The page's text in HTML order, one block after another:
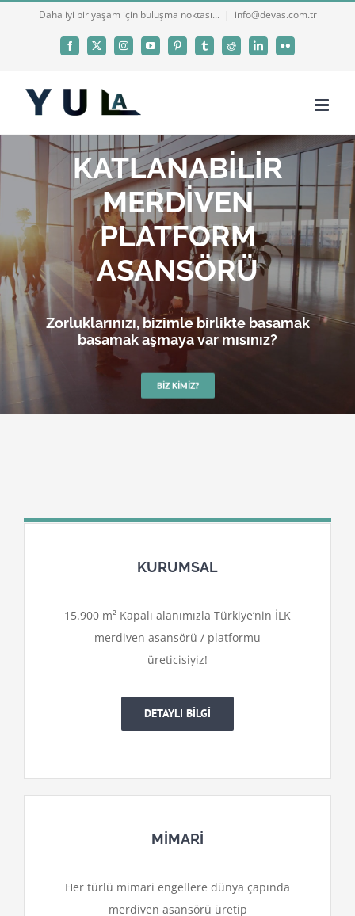
Daha iyi bir yaşam için buluşma noktası... | info@devas.com.tr
Facebook
X InstagramYouTubePinterestTumblrReddit LinkedInFlickr
KATLANABİLİR
MERDİVEN
PLATFORM
ASANSÖRÜ
Zorluklarınızı, bizimle birlikte basamak
basamak aşmaya var mısınız?
BIZ KIMIZ?
KURUMSAL
15.900 m² Kapalı alanımızla Türkiye’nin İLK
merdiven asansörü / platformu
üreticisiyiz!
DETAYLI BİLGİ
MİMARİ
Her türlü mimari engellere dünya çapında
merdiven asansörü üretip